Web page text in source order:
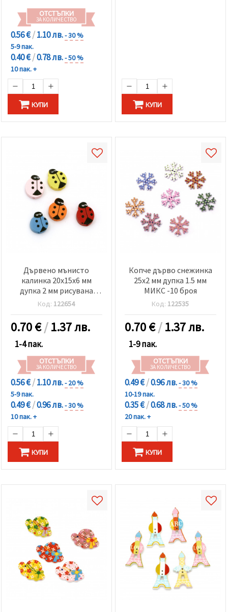
ОТСТЪПКИ
ЗА КОЛИЧЕСТВО
0.56 €/1.10 лв.- 30 %
5-9 пак.
0.40 €/0.78 лв.- 50 %
10 пак. +
КУПИ КУПИ
Дървено мънисто
калинка 20x15x6 мм
дупка 2 мм рисувана
цвят МИКС -10 броя
Код: 122654
0.70€/1.37 лв.
1-4 пак.
ОТСТЪПКИ
ЗА КОЛИЧЕСТВО
0.56 €/1.10 лв.- 20 %
5-9 пак.
0.49 €/0.96 лв.- 30 %
10 пак. +
КУПИ
Копче дърво снежинка
25x2 мм дупка 1.5 мм
МИКС -10 броя
Код: 122535
0.70€/1.37 лв.
1-9 пак.
ОТСТЪПКИ
ЗА КОЛИЧЕСТВО
0.49 €/0.96 лв.- 30 %
10-19 пак.
0.35 €/0.68 лв.- 50 %
20 пак. +
КУПИ